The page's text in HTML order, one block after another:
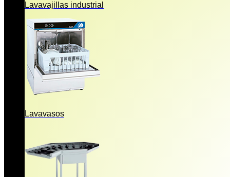
Lavavajillas industrial
Lavavasos